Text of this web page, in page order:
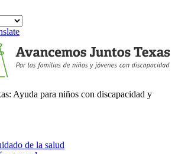
Ayuda para niños con discapacidad y
de la salud